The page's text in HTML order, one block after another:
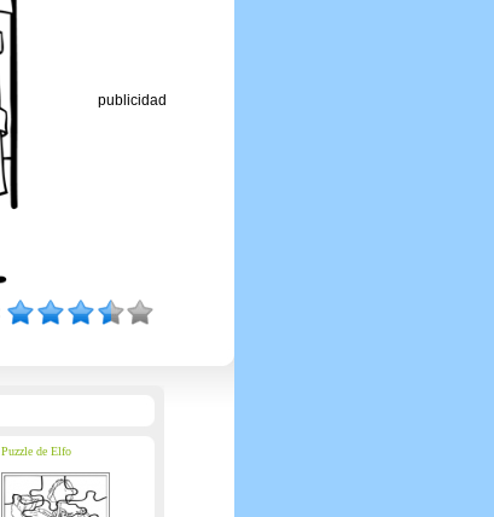
publicidad
Puzzle de Elfo